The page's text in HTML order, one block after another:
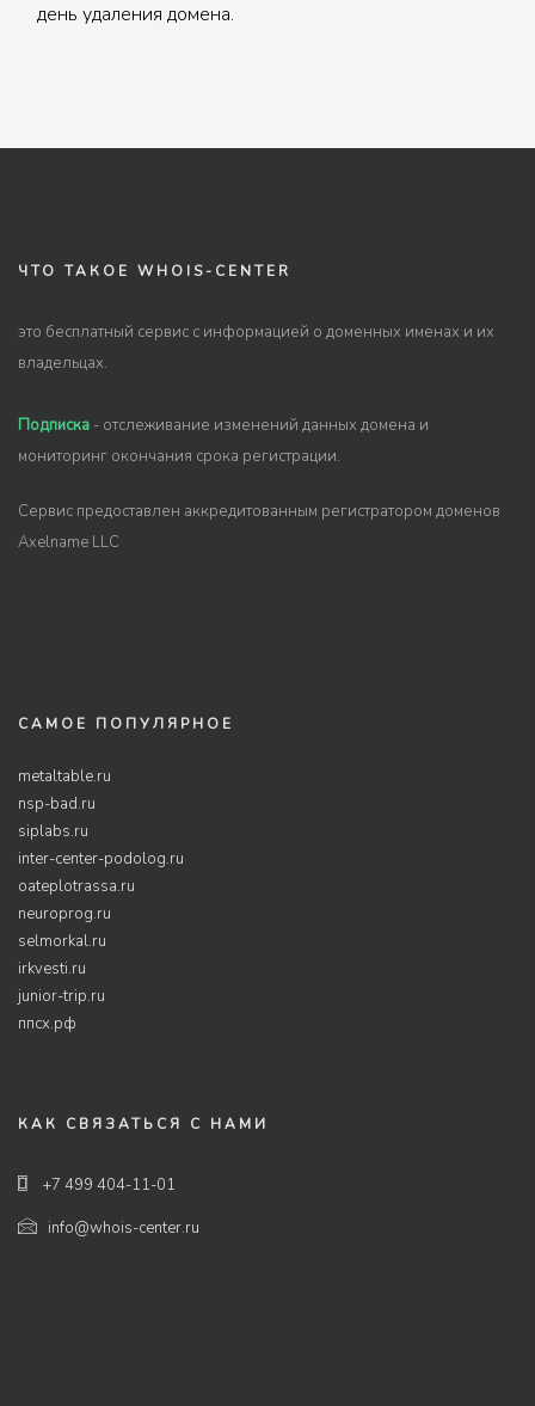
день удаления домена.
ЧТО ТАКОЕ WHOIS-CENTER
это бесплатный сервис с информацией о доменных именах и их
владельцах.
Подписка - отслеживание изменений данных домена и
мониторинг окончания срока регистрации.
Сервис предоставлен аккредитованным регистратором доменов
Axelname LLC
САМОЕ ПОПУЛЯРНОЕ
metaltable.ru
nsp-bad.ru
siplabs.ru
inter-center-podolog.ru
oateplotrassa.ru
neuroprog.ru
selmorkal.ru
irkvesti.ru
junior-trip.ru
ппсх.рф
КАК СВЯЗАТЬСЯ С НАМИ
+7 499 404-11-01
info@whois-center.ru